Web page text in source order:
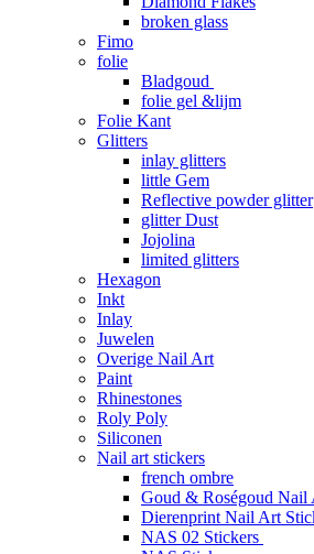
broken glass
Fimo
folie
Bladgoud
folie gel &lijm
Folie Kant
Glitters
inlay glitters
little Gem
Reflective powder glitter
glitter Dust
Jojolina
limited glitters
Hexagon
Inkt
Inlay
Juwelen
Overige Nail Art
Paint
Rhinestones
Roly Poly
Siliconen
Nail art stickers
french ombre
Goud & Roségoud Nail
Dierenprint Nail Art
NAS 02 Stickers